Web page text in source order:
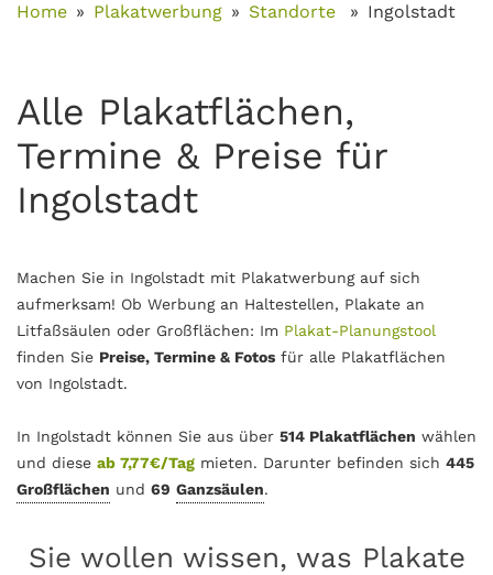
Home Plakatwerbung Standorte Ingolstadt
Alle Plakatflächen,
Termine & Preise für
Ingolstadt
Machen Sie in Ingolstadt mit Plakatwerbung auf sich
aufmerksam! Ob Werbung an Haltestellen, Plakate an
Litfaßsäulen oder Großflächen: Im Plakat-Planungstool
finden Sie Preise, Termine & Fotos für alle Plakatflächen
von Ingolstadt.
In Ingolstadt können Sie aus über 514 Plakatflächen wählen
und diese ab 7,77€/Tag mieten. Darunter befinden sich 445
Großflächen und 69 Ganzsäulen.
Sie wollen wissen, was Plakate